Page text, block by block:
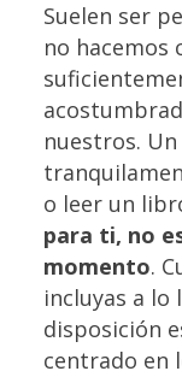
Suelen ser
no hacemos
nuestros.
o leer un
para ti, no
momento.
incluyas a lo
disposición
centrado en